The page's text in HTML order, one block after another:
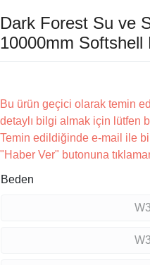
Dark Forest Su ve
10000mm Softshell
Bu ürün geçici olarak temin
detaylı bilgi almak için lütfen
Temin edildiğinde e-mail ile
"Haber Ver" butonuna
Beden